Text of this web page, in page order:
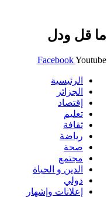
ما قل ودل
FacebookYoutube
الرئيسية
الجزائر
إقتصاد
تعليم
ثقافة
رياضة
صحة
مجتمع
الدين و الحياة
دولي
إعلانات وإشهار